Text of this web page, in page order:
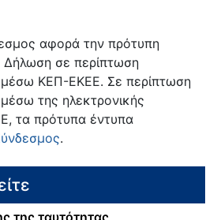
αφορά την πρότυπη
Δήλωση σε περίπτωση
μέσω ΚΕΠ-ΕΚΕΕ. Σε περίπτωση
της ηλεκτρονικής
τα πρότυπα έντυπα
.